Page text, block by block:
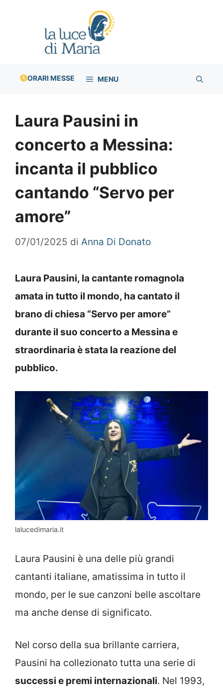
ORARI MESSE MENU
Laura Pausini in
concerto a Messina:
incanta il pubblico
cantando “Servo per
amore”
07/01/2025 di Anna Di Donato
Laura Pausini, la cantante romagnola
amata in tutto il mondo, ha cantato il
brano di chiesa “Servo per amore”
durante il suo concerto a Messina e
straordinaria è stata la reazione del
pubblico.
lalucedimaria.it
Laura Pausini è una delle più grandi
cantanti italiane, amatissima in tutto il
mondo, per le sue canzoni belle ascoltare
ma anche dense di significato.
Nel corso della sua brillante carriera,
Pausini ha collezionato tutta una serie di
successi e premi internazionali. Nel 1993,